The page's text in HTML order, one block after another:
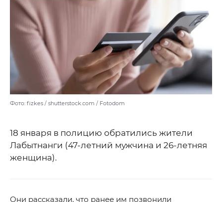
Фото: fizkes / shutterstock.com / Fotodom
18 января в полицию обратились жители
Лабытнанги (47-летний мужчина и 26-летняя
женщина).
Они рассказали, что ранее им позвонили